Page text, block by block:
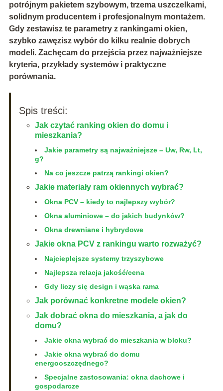
potrójnym pakietem szybowym, trzema uszczelkami,
solidnym producentem i profesjonalnym montażem.
Gdy zestawisz te parametry z rankingami okien,
szybko zawęzisz wybór do kilku realnie dobrych
modeli. Zachęcam do przejścia przez najważniejsze
kryteria, przykłady systemów i praktyczne
porównania.
Spis treści:
Jak czytać ranking okien do domu i
mieszkania?
Jakie parametry są najważniejsze – Uw, Rw, Lt,
g?
Na co jeszcze patrzą rankingi okien?
Jakie materiały ram okiennych wybrać?
Okna PCV – kiedy to najlepszy wybór?
Okna aluminiowe – do jakich budynków?
Okna drewniane i hybrydowe
Jakie okna PCV z rankingu warto rozważyć?
Najcieplejsze systemy trzyszybowe
Najlepsza relacja jakość/cena
Gdy liczy się design i wąska rama
Jak porównać konkretne modele okien?
Jak dobrać okna do mieszkania, a jak do
domu?
Jakie okna wybrać do mieszkania w bloku?
Jakie okna wybrać do domu
energooszczędnego?
Specjalne zastosowania: okna dachowe i
gospodarcze